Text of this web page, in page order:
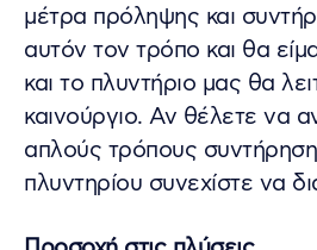
μέτρα πρόληψης και
αυτόν τον τρόπο και θα
και το πλυντήριο μας θα
καινούργιο. Αν θέλετε να
απλούς τρόπους
πλυντηρίου συνεχίστε να